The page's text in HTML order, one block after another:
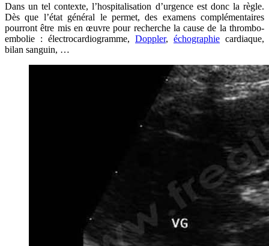
Dans un tel contexte, l’hospitalisation d’urgence est donc la règle.
Dès que l’état général le permet, des examens complémentaires
pourront être mis en œuvre pour recherche la cause de la thrombo-
embolie : électrocardiogramme, Doppler, échographie cardiaque,
bilan sanguin, …